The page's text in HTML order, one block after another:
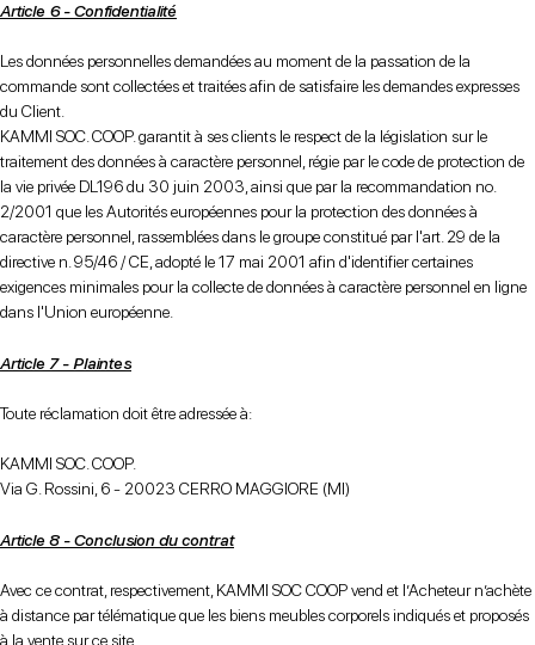
Article 6 - Confidentialité
Les données personnelles demandées au moment de la passation de la
commande sont collectées et traitées afin de satisfaire les demandes expresses
du Client.
KAMMI SOC. COOP. garantit à ses clients le respect de la législation sur le
traitement des données à caractère personnel, régie par le code de protection de
la vie privée DL196 du 30 juin 2003, ainsi que par la recommandation no.
2/2001 que les Autorités européennes pour la protection des données à
caractère personnel, rassemblées dans le groupe constitué par l'art. 29 de la
directive n. 95/46 / CE, adopté le 17 mai 2001 afin d'identifier certaines
exigences minimales pour la collecte de données à caractère personnel en ligne
dans l'Union européenne.
Article 7 - Plaintes
Toute réclamation doit être adressée à:
KAMMI SOC. COOP.
Via G. Rossini, 6 - 20023 CERRO MAGGIORE (MI)
Article 8 - Conclusion du contrat
Avec ce contrat, respectivement, KAMMI SOC COOP vend et l’Acheteur n’achète
à distance par télématique que les biens meubles corporels indiqués et proposés
à la vente sur ce site.